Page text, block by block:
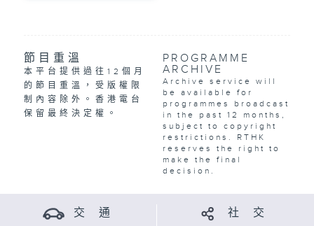
節目重溫
本平台提供過往12個月
的節目重溫，受版權限
制內容除外。香港電台
保留最終決定權。
PROGRAMME
ARCHIVE
Archive service will
be available for
programmes broadcast
in the past 12 months,
subject to copyright
restrictions. RTHK
reserves the right to
make the final
decision.
交 通 社 交